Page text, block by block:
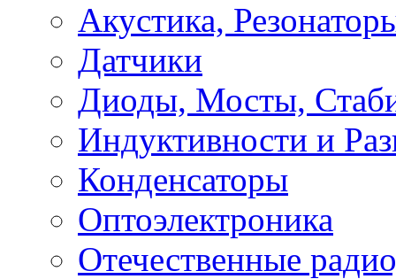
Акустика,
Датчики
Диоды, Мосты,
Индуктивности и
Конденсаторы
Оптоэлектроника
Отечественные